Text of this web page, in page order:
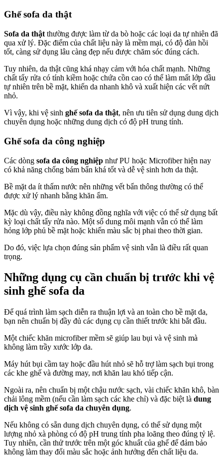
Ghế sofa da thật
Sofa da thật thường được làm từ da bò hoặc các loại da tự nhiên đã
qua xử lý. Đặc điểm của chất liệu này là mềm mại, có độ đàn hồi
tốt, càng sử dụng lâu càng đẹp nếu được chăm sóc đúng cách.
Tuy nhiên, da thật cũng khá nhạy cảm với hóa chất mạnh. Những
chất tẩy rửa có tính kiềm hoặc chứa cồn cao có thể làm mất lớp dầu
tự nhiên trên bề mặt, khiến da nhanh khô và xuất hiện các vết nứt
nhỏ.
Vì vậy, khi vệ sinh ghế sofa da thật, nên ưu tiên sử dụng dung dịch
chuyên dụng hoặc những dung dịch có độ pH trung tính.
Ghế sofa da công nghiệp
Các dòng sofa da công nghiệp như PU hoặc Microfiber hiện nay
có khả năng chống bám bẩn khá tốt và dễ vệ sinh hơn da thật.
Bề mặt da ít thấm nước nên những vết bẩn thông thường có thể
được xử lý nhanh bằng khăn ẩm.
Mặc dù vậy, điều này không đồng nghĩa với việc có thể sử dụng bất
kỳ loại chất tẩy rửa nào. Một số dung môi mạnh vẫn có thể làm
hỏng lớp phủ bề mặt hoặc khiến màu sắc bị phai theo thời gian.
Do đó, việc lựa chọn đúng sản phẩm vệ sinh vẫn là điều rất quan
trọng.
Những dụng cụ cần chuẩn bị trước khi vệ
sinh ghế sofa da
Để quá trình làm sạch diễn ra thuận lợi và an toàn cho bề mặt da,
bạn nên chuẩn bị đầy đủ các dụng cụ cần thiết trước khi bắt đầu.
Một chiếc khăn microfiber mềm sẽ giúp lau bụi và vệ sinh mà
không làm trầy xước lớp da.
Máy hút bụi cầm tay hoặc đầu hút nhỏ sẽ hỗ trợ làm sạch bụi trong
các khe ghế và đường may, nơi khăn lau khó tiếp cận.
Ngoài ra, nên chuẩn bị một chậu nước sạch, vài chiếc khăn khô, bàn
chải lông mềm (nếu cần làm sạch các khe chỉ) và đặc biệt là dung
dịch vệ sinh ghế sofa da chuyên dụng.
Nếu không có sẵn dung dịch chuyên dụng, có thể sử dụng một
lượng nhỏ xà phòng có độ pH trung tính pha loãng theo đúng tỷ lệ.
Tuy nhiên, cần thử trước trên một góc khuất của ghế để đảm bảo
không làm thay đổi màu sắc hoặc ảnh hưởng đến chất liệu da.